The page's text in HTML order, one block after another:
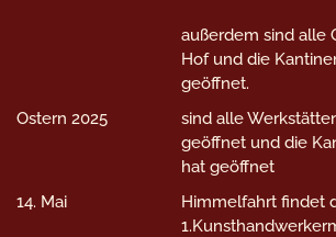
außerdem sind alle
Hof und die
geöffnet.
Ostern 2025
sind alle
geöffnet und die
hat geöffnet
14. Mai
Himmelfahrt findet